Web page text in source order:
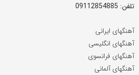
تلفن: 09112854885
آهنگهای ایرانی
آهنگهای انگلیسی
آهنگهای فرانسوی
آهنگهای آلمانی